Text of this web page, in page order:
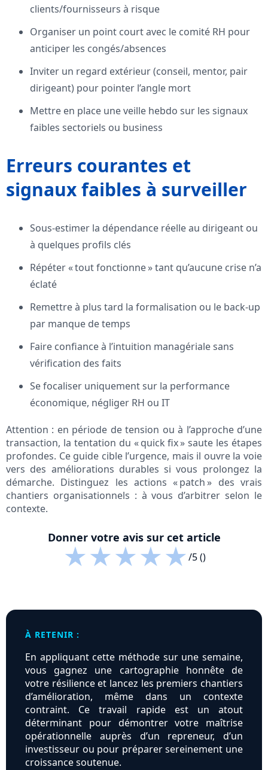
clients/fournisseurs à risque
Organiser un point court avec le comité RH pour
anticiper les congés/absences
Inviter un regard extérieur (conseil, mentor, pair
dirigeant) pour pointer l’angle mort
Mettre en place une veille hebdo sur les signaux
faibles sectoriels ou business
Erreurs courantes et
signaux faibles à surveiller
Sous-estimer la dépendance réelle au dirigeant ou
à quelques profils clés
Répéter « tout fonctionne » tant qu’aucune crise n’a
éclaté
Remettre à plus tard la formalisation ou le back-up
par manque de temps
Faire confiance à l’intuition managériale sans
vérification des faits
Se focaliser uniquement sur la performance
économique, négliger RH ou IT
Attention : en période de tension ou à l’approche d’une
transaction, la tentation du « quick fix » saute les étapes
profondes. Ce guide cible l’urgence, mais il ouvre la voie
vers des améliorations durables si vous prolongez la
démarche. Distinguez les actions « patch » des vrais
chantiers organisationnels : à vous d’arbitrer selon le
contexte.
Donner votre avis sur cet article
★★★★★/5 ()
À RETENIR :
En appliquant cette méthode sur une semaine,
vous gagnez une cartographie honnête de
votre résilience et lancez les premiers chantiers
d’amélioration, même dans un contexte
contraint. Ce travail rapide est un atout
déterminant pour démontrer votre maîtrise
opérationnelle auprès d’un repreneur, d’un
investisseur ou pour préparer sereinement une
croissance soutenue.